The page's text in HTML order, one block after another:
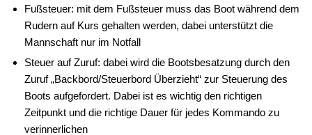
Fußsteuer: mit dem Fußsteuer muss das Boot während dem
Rudern auf Kurs gehalten werden, dabei unterstützt die
Mannschaft nur im Notfall
Steuer auf Zuruf: dabei wird die Bootsbesatzung durch den
Zuruf „Backbord/Steuerbord Überzieht“ zur Steuerung des
Boots aufgefordert. Dabei ist es wichtig den richtigen
Zeitpunkt und die richtige Dauer für jedes Kommando zu
verinnerlichen